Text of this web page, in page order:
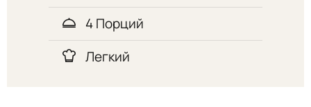
4 Порций
Легкий